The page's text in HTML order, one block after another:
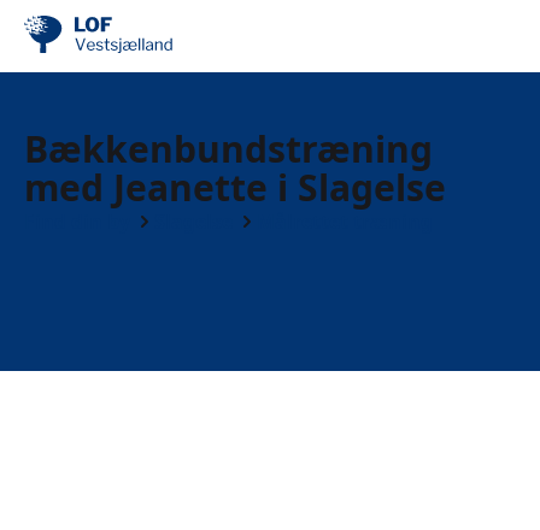
Bækkenbundstræning
med Jeanette i Slagelse